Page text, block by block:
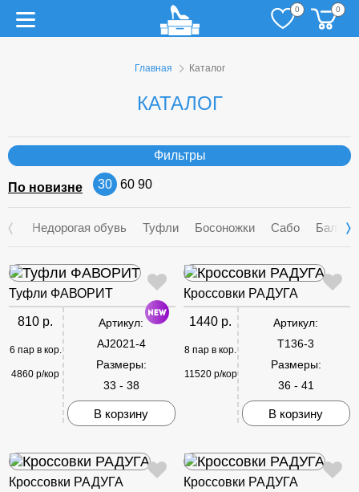
0 0
Главная Каталог
КАТАЛОГ
Фильтры
По новизне 30 60 90
Недорогая обувь Туфли Босоножки Сабо
Туфли ФАВОРИТ
810 р.
6 пар в кор.
4860 р/кор
Артикул:
AJ2021-4
Размеры:
33 - 38
В корзину
Кроссовки РАДУГА
1440 р.
8 пар в кор.
11520 р/кор
Артикул:
T136-3
Размеры:
36 - 41
В корзину
Кроссовки РАДУГА Кроссовки РАДУГА